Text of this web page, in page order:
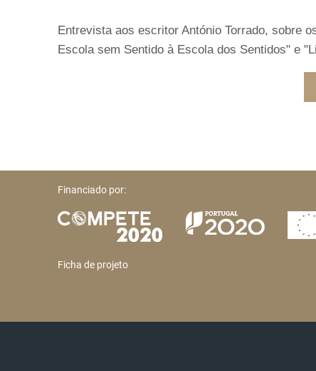
Entrevista aos escritor António Torrado, sobre
Escola sem Sentido à Escola dos Sentidos" e
Financiado por:
Ficha de projeto